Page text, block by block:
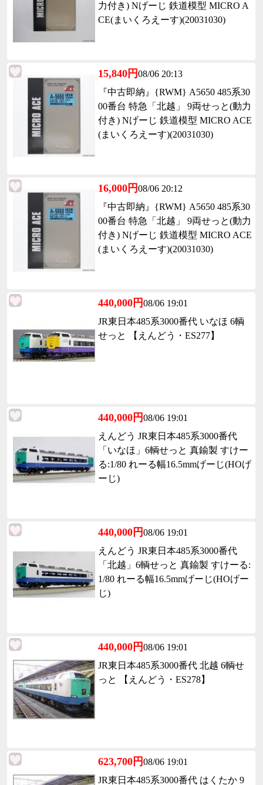
力付き) Nげーじ 鉄道模型 MICRO A
CE(まいくろえーす)(20031030)
15,840円08/06 20:13
『中古即納』{RWM} A5650 485系30
00番台 特急「北越」 9両せっと(動力
付き) Nげーじ 鉄道模型 MICRO ACE
(まいくろえーす)(20031030)
16,000円08/06 20:12
『中古即納』{RWM} A5650 485系30
00番台 特急「北越」 9両せっと(動力
付き) Nげーじ 鉄道模型 MICRO ACE
(まいくろえーす)(20031030)
440,000円08/06 19:01
JR東日本485系3000番代 いなほ 6輌
せっと 【えんどう・ES277】
440,000円08/06 19:01
えんどう JR東日本485系3000番代
「いなほ」6輌せっと 真鍮製 すけー
る:1/80 れーる幅16.5mmげーじ(HOげ
ーじ)
440,000円08/06 19:01
えんどう JR東日本485系3000番代
「北越」6輌せっと 真鍮製 すけーる:
1/80 れーる幅16.5mmげーじ(HOげー
じ)
440,000円08/06 19:01
JR東日本485系3000番代 北越 6輌せ
っと 【えんどう・ES278】
623,700円08/06 19:01
JR東日本485系3000番代 はくたか 9